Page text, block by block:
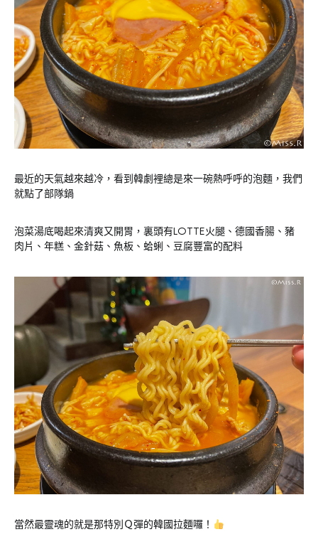
最近的天氣越來越冷，看到韓劇裡總是來一碗熱呼呼的泡麵，我們
就點了部隊鍋
泡菜湯底喝起來清爽又開胃，裏頭有LOTTE火腿、德國香腸、豬
肉片、年糕、金針菇、魚板、蛤蜊、豆腐豐富的配料
當然最靈魂的就是那特別Ｑ彈的韓國拉麵囉！